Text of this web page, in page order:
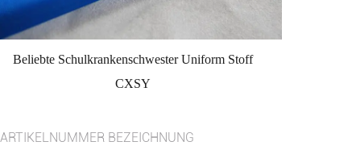
Beliebte Schulkrankenschwester Uniform Stoff
CXSY
ARTIKELNUMMER BEZEICHNUNG